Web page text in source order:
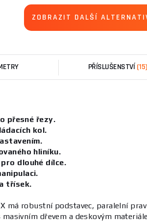
ZOBRAZIT DALŠÍ
PŘÍSLUŠENSTVÍ(15)
přesné řezy.
kol.
hliníku.
dlouhé dílce.
třísek.
má robustní podstavec, paralelní
dřevem a deskovým